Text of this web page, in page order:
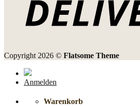
Copyright 2026 © Flatsome Theme
Anmelden
Warenkorb